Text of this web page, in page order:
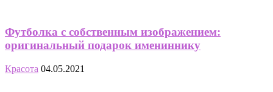
Футболка с собственным изображением:
оригинальный подарок имениннику
Красота 04.05.2021